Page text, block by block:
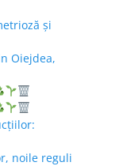
și
Oiejdea,
noile reguli